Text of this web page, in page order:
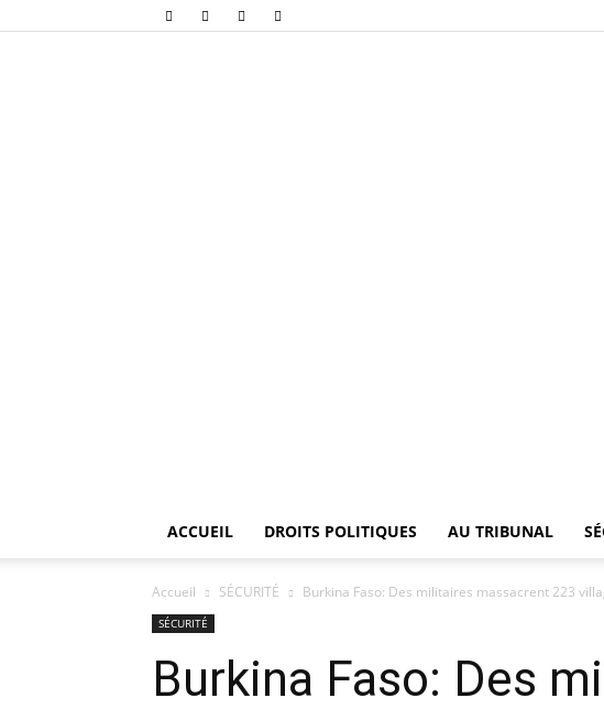
ACCUEIL DROITS POLITIQUES AU TRIBUNAL
Accueil SÉCURITÉ Burkina Faso: Des militaires massacrent 223
SÉCURITÉ
Burkina Faso: Des